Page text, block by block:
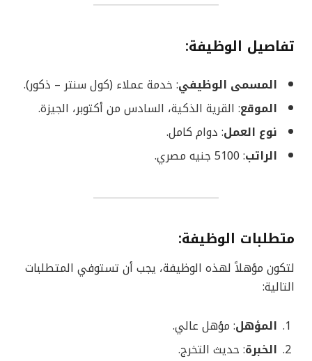
تفاصيل الوظيفة:
المسمى الوظيفي: خدمة عملاء (كول سنتر – ذكور).
الموقع: القرية الذكية، السادس من أكتوبر، الجيزة.
نوع العمل: دوام كامل.
الراتب: 5100 جنيه مصري.
متطلبات الوظيفة:
لتكون مؤهلاً لهذه الوظيفة، يجب أن تستوفي المتطلبات
التالية:
المؤهل: مؤهل عالي.
الخبرة: حديث التخرج.